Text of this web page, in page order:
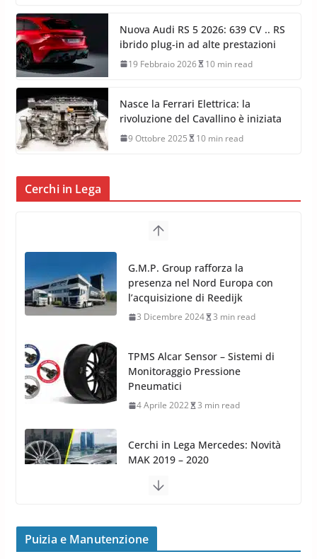
Nuova Audi RS 5 2026: 639 CV .. RS
ibrido plug-in ad alte prestazioni
19 Febbraio 2026 10 min read
Nasce la Ferrari Elettrica: la
rivoluzione del Cavallino è iniziata
9 Ottobre 2025 10 min read
Cerchi in Lega
TPMS Alcar Sensor – Sistemi di
Monitoraggio Pressione
Pneumatici
4 Aprile 2022 3 min read
Cerchi in Lega Mercedes: Novità
MAK 2019 – 2020
16 Settembre 2019
MAK FIVESTAR (2019)
24 Luglio 2019 1 min read
8 Aprile 2026 7 min read
Puizia e Manutenzione